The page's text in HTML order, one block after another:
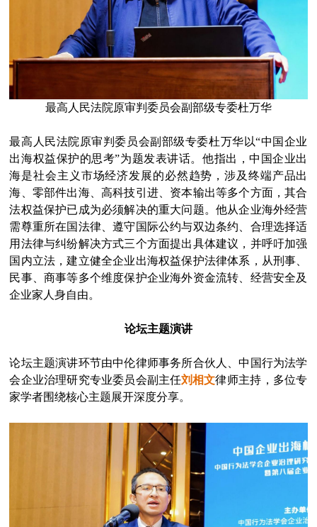
最高人民法院原审判委员会副部级专委杜万华
最高人民法院原审判委员会副部级专委杜万华以“中国企业
出海权益保护的思考”为题发表讲话。他指出，中国企业出
海是社会主义市场经济发展的必然趋势，涉及终端产品出
海、零部件出海、高科技引进、资本输出等多个方面，其合
法权益保护已成为必须解决的重大问题。他从企业海外经营
需尊重所在国法律、遵守国际公约与双边条约、合理选择适
用法律与纠纷解决方式三个方面提出具体建议，并呼吁加强
国内立法，建立健全企业出海权益保护法律体系，从刑事、
民事、商事等多个维度保护企业海外资金流转、经营安全及
企业家人身自由。
论坛主题演讲
论坛主题演讲环节由中伦律师事务所合伙人、中国行为法学
会企业治理研究专业委员会副主任刘相文律师主持，多位专
家学者围绕核心主题展开深度分享。